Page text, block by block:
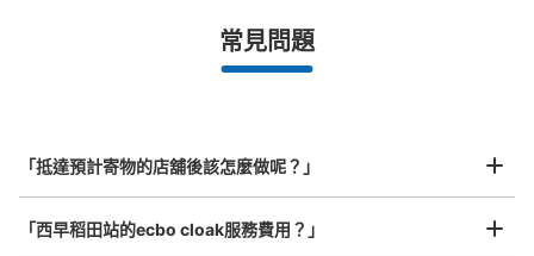
从東京メトロ副都心線西早稲田駅站步行0分钟。
本日營業時間 :05:00 〜23:59
機・セブン銀行ATMがあります。
事先用手機預約
指定的日期和時間
全國有1,000家以上合作店鋪
最長邊未滿45cm的行李（小型背包、手提包、手提行李
¥800/日
常見問題
「抵達預計寄物的店舖後該怎麼做呢？」
「西早稻田站的ecbo cloak服務費用？」